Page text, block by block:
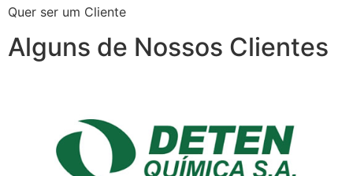
Quer ser um Cliente
Alguns de Nossos Clientes